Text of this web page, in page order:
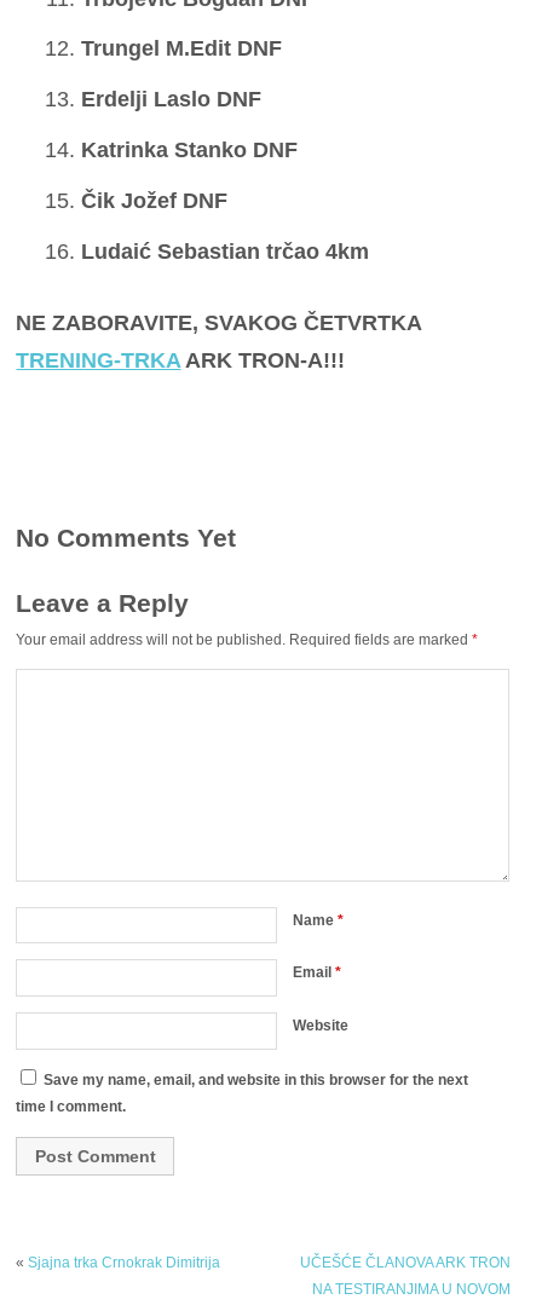
Trungel M.Edit DNF
Erdelji Laslo DNF
Katrinka Stanko DNF
Čik Jožef DNF
Ludaić Sebastian trčao 4km
NE ZABORAVITE, SVAKOG ČETVRTKA
TRENING-TRKAARK TRON-A!!!
No Comments Yet
Leave a Reply
Your email address will not be published. Required fields are marked*
Name*
Email*
Website
Save my name, email, and website in this browser for the next
time I comment.
«Sjajna trka Crnokrak Dimitrija
UČEŠĆE ČLANOVA ARK TRON
NA TESTIRANJIMA U NOVOM